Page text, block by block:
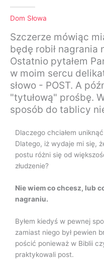
Dom Słowa
Szczerze mówiąc
będę robił nagrania
Ostatnio pytałem
w moim sercu
słowo - POST. A
"tytułową" prośbę.
sposób do tablicy
Dlaczego chciałem
Dlatego, iż wydaje mi się,
postu różni się od
złudzenie?
Nie wiem co chcesz, lub
nagraniu.
Byłem kiedyś w pewnej
zamiast niego był pewien
pościć ponieważ w Biblii
praktykowali post.